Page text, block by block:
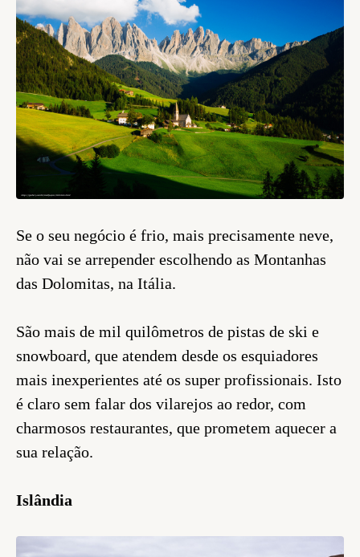
Se o seu negócio é frio, mais precisamente neve,
não vai se arrepender escolhendo as Montanhas
das Dolomitas, na Itália.
São mais de mil quilômetros de pistas de ski e
snowboard, que atendem desde os esquiadores
mais inexperientes até os super profissionais. Isto
é claro sem falar dos vilarejos ao redor, com
charmosos restaurantes, que prometem aquecer a
sua relação.
Islândia